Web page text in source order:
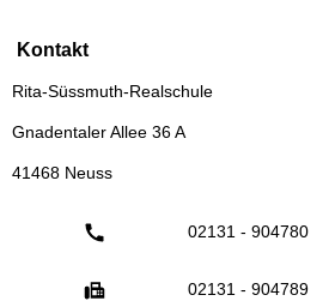
Kontakt
Rita-Süssmuth-Realschule
Gnadentaler Allee 36 A
41468 Neuss
02131 - 904780
02131 -